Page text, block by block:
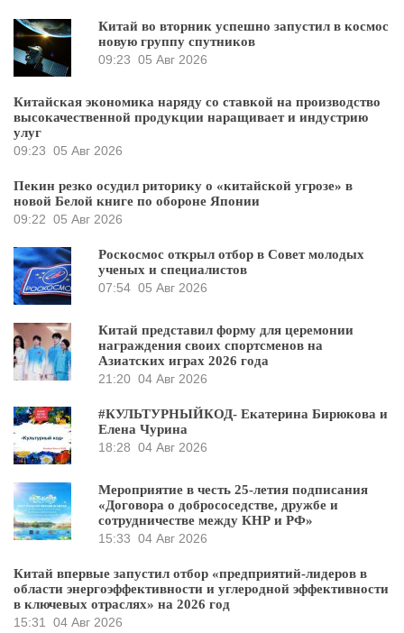
Китай во вторник успешно запустил в космос
новую группу спутников
09:23 05 Авг 2026
Китайская экономика наряду со ставкой на производство
высокачественной продукции наращивает и индустрию
улуг
09:23 05 Авг 2026
Пекин резко осудил риторику о «китайской угрозе» в
новой Белой книге по обороне Японии
09:22 05 Авг 2026
Роскосмос открыл отбор в Совет молодых
ученых и специалистов
07:54 05 Авг 2026
Китай представил форму для церемонии
награждения своих спортсменов на
Азиатских играх 2026 года
21:20 04 Авг 2026
#КУЛЬТУРНЫЙКОД- Екатерина Бирюкова и
Елена Чурина
18:28 04 Авг 2026
Мероприятие в честь 25-летия подписания
«Договора о добрососедстве, дружбе и
сотрудничестве между КНР и РФ»
15:33 04 Авг 2026
Китай впервые запустил отбор «предприятий-лидеров в
области энергоэффективности и углеродной эффективности
в ключевых отраслях» на 2026 год
15:31 04 Авг 2026